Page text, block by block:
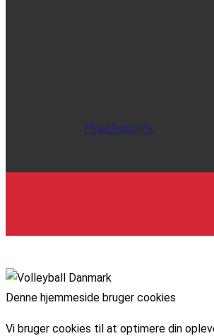
Privatlivspolitik
Denne hjemmeside bruger cookies
Vi bruger cookies til at optimere din